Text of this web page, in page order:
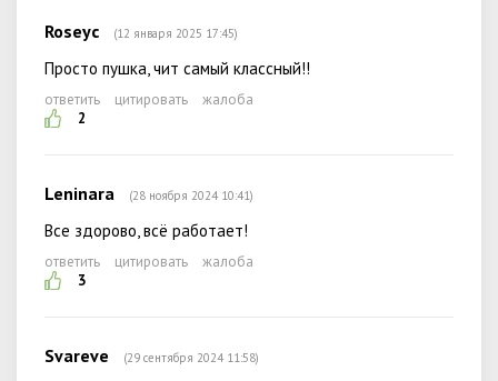
Roseyc (12 января 2025 17:45)
Просто пушка, чит самый классный!!
ответить цитировать
жалоба
2
Leninara (28 ноября 2024 10:41)
Все здорово, всё работает!
ответить цитировать
жалоба
3
Svareve (29 сентября 2024 11:58)